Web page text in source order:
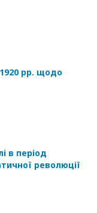
рр. щодо
в період
революції